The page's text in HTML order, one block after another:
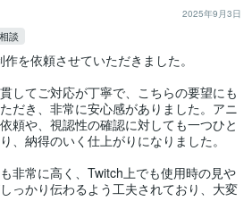
2025年9月3日
談
を依頼させていただきました。
してご対応が丁寧で、こちらの要望にも
だき、非常に安心感がありました。アニ
頼や、視認性の確認に対しても一つひと
、納得のいく仕上がりになりました。
非常に高く、Twitch上でも使用時の見や
っかり伝わるよう工夫されており、大変